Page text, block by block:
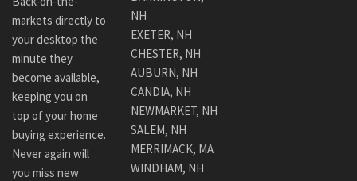
markets directly to
your desktop the
minute they
become available,
keeping you on
top of your home
buying experience.
Never again will
you miss new
NH
EXETER, NH
CHESTER, NH
AUBURN, NH
CANDIA, NH
NEWMARKET, NH
SALEM, NH
MERRIMACK, MA
WINDHAM, NH